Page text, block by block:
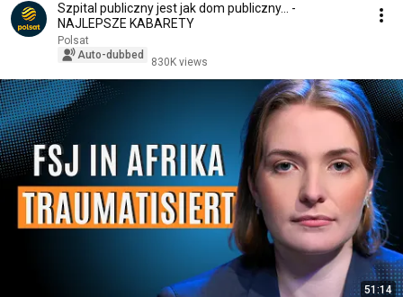
Szpital publiczny jest jak dom publiczny... -
NAJLEPSZE KABARETY
Polsat
Auto-dubbed
830K views
51:14